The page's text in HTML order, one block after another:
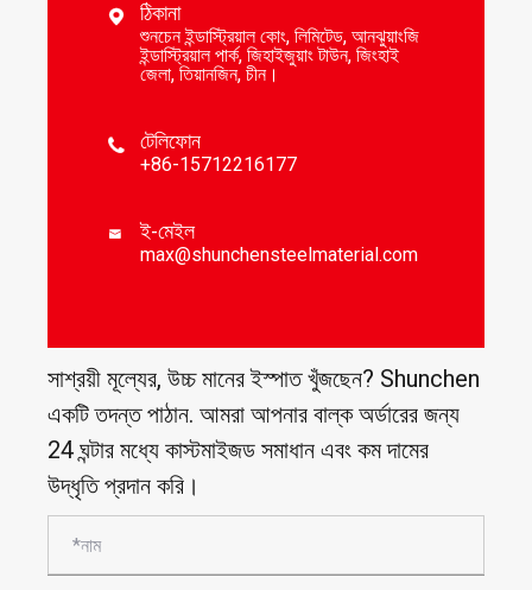
 ঠিকানা
শুনচেন ইন্ডাস্ট্রিয়াল কোং, লিমিটেড, আনঝুয়াংজি
ইন্ডাস্ট্রিয়াল পার্ক, জিহাইজুয়াং টাউন, জিংহাই
জেলা, তিয়ানজিন, চীন।
 টেলিফোন
+86-15712216177
 ই-মেইল
max@shunchensteelmaterial.com
সাশ্রয়ী মূল্যের, উচ্চ মানের ইস্পাত খুঁজছেন? Shunchen
একটি তদন্ত পাঠান. আমরা আপনার বাল্ক অর্ডারের জন্য
24 ঘন্টার মধ্যে কাস্টমাইজড সমাধান এবং কম দামের
উদ্ধৃতি প্রদান করি।